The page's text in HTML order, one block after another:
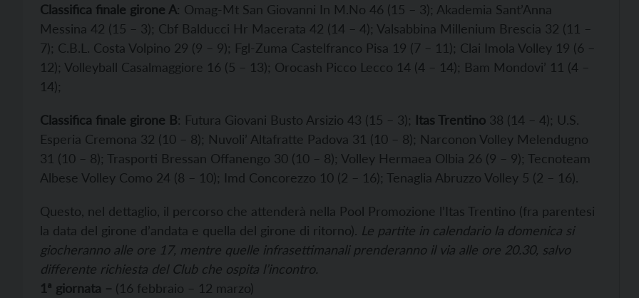
Classifica finale girone A: Omag-Mt San Giovanni In M.No 46 (15 – 3); Akademia Sant’Anna
Messina 42 (15 – 3); Cbf Balducci Hr Macerata 42 (14 – 4); Valsabbina Millenium Brescia 32 (11 –
7); C.B.L. Costa Volpino 29 (9 – 9); Fgl-Zuma Castelfranco Pisa 19 (7 – 11); Clai Imola Volley 19 (6 –
12); Volleyball Casalmaggiore 16 (5 – 13); Orocash Picco Lecco 14 (4 – 14); Bam Mondovi’ 11 (4 –
14);
Classifica finale girone B: Futura Giovani Busto Arsizio 43 (15 – 3); Itas Trentino 38 (14 – 4); U.S.
Esperia Cremona 32 (10 – 8); Nuvoli’ Altafratte Padova 31 (10 – 8); Narconon Volley Melendugno
31 (10 – 8); Trasporti Bressan Offanengo 30 (10 – 8); Volley Hermaea Olbia 26 (9 – 9); Tecnoteam
Albese Volley Como 24 (8 – 10); Imd Concorezzo 10 (2 – 16); Tenaglia Abruzzo Volley 5 (2 – 16).
Questo, nel dettaglio, il percorso che attenderà nella Pool Promozione l’Itas Trentino (fra parentesi
la data del girone d’andata e quella del girone di ritorno). Le partite in calendario la domenica si
giocheranno alle ore 17, mentre quelle infrasettimanali prenderanno il via alle ore 20.30, salvo
differente richiesta del Club che ospita l’incontro.
1ª giornata – (16 febbraio – 12 marzo)